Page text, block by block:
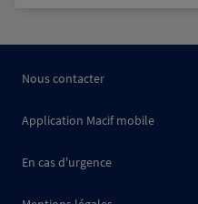
Nous contacter
Application Macif mobile
En cas d'urgence